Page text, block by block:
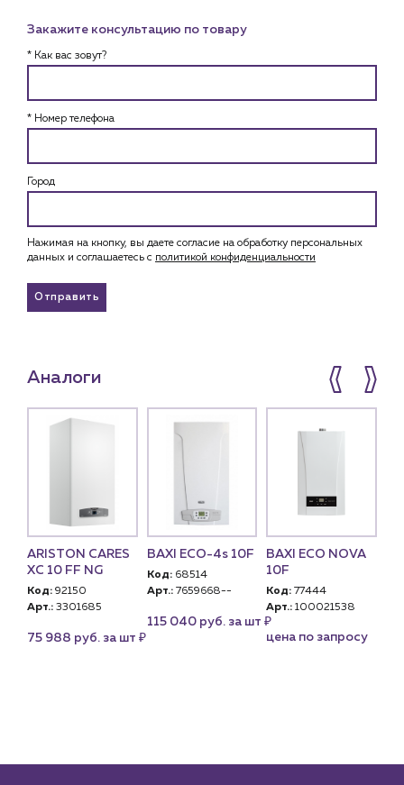
Закажите консультацию по товару
* Как вас зовут?
* Номер телефона
Город
Нажимая на кнопку, вы даете согласие на обработку персональных
данных и соглашаетесь c политикой конфиденциальности
Отправить
Аналоги
ARISTON CARES
XC 10 FF NG
Код: 92150
Арт.: 3301685
75 988 руб. за шт ₽
BAXI ECO-4s 10F
Код: 68514
Арт.: 7659668--
115 040 руб. за шт ₽
BAXI ECO NOVA
10F
Код: 77444
Арт.: 100021538
цена по запросу